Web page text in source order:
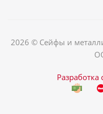
2026 © Сейфы и
Разработка